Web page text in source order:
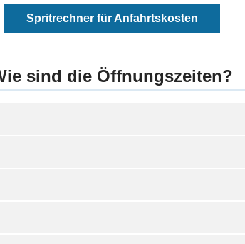
Spritrechner für Anfahrtskosten
sind die Öffnungszeiten?